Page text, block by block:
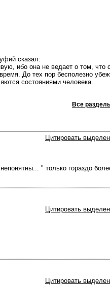
сказал:
ибо она не ведает о том, что
До тех пор бесполезно
состояниями человека.
Все
Цитировать
" только гораздо
Цитировать
Цитировать